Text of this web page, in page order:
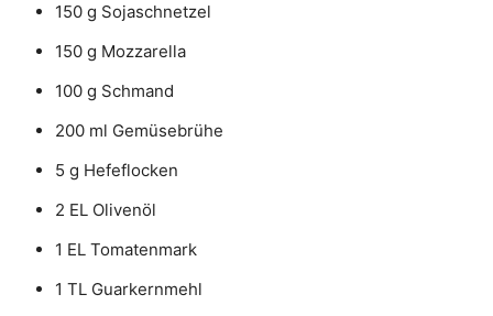
150 g Sojaschnetzel
150 g Mozzarella
100 g Schmand
200 ml Gemüsebrühe
5 g Hefeflocken
2 EL Olivenöl
1 EL Tomatenmark
1 TL Guarkernmehl